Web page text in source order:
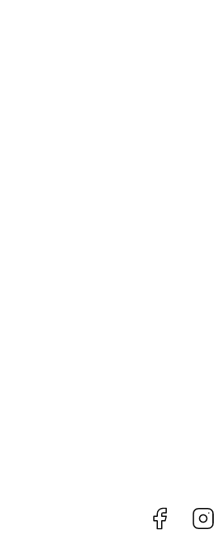
Facebook